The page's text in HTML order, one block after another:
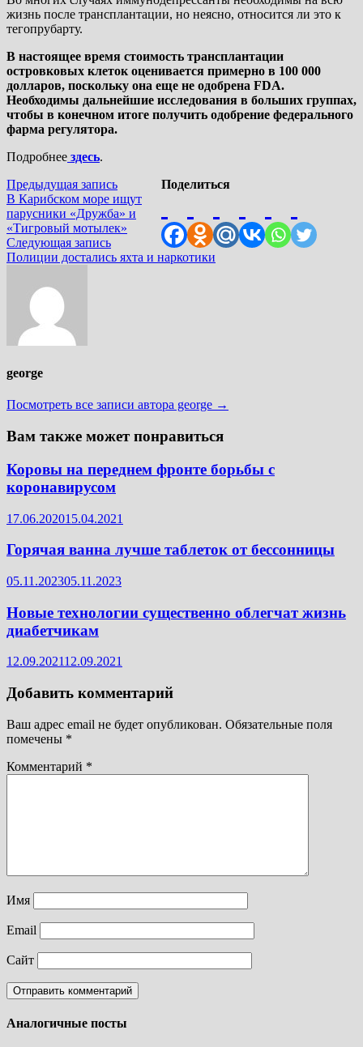
жизнь после трансплантации, но неясно, относится ли это к
тегопрубарту.
В настоящее время стоимость трансплантации
островковых клеток оценивается примерно в 100 000
долларов, поскольку она еще не одобрена FDA.
Необходимы дальнейшие исследования в больших группах,
чтобы в конечном итоге получить одобрение федерального
фарма регулятора.
Подробнее здесь.
Поделиться
Навигация
по
записям
Предыдущая записьПредыдущая
запись:
В Карибском море ищут
парусники «Дружба» и
«Тигровый мотылек»
Следующая записьСледующая
запись:
Полиции достались яхта и наркотики
george
Посмотреть все записи автора george →
Вам также может понравиться
Коровы на переднем фронте борьбы с
коронавирусом
17.06.202015.04.2021
Горячая ванна лучше таблеток от бессонницы
05.11.202305.11.2023
Новые технологии существенно облегчат жизнь
диабетчикам
12.09.202112.09.2021
Добавить комментарий
Ваш адрес email не будет опубликован. Обязательные поля
помечены *
Комментарий *
Имя
Email
Сайт
Аналогичные посты